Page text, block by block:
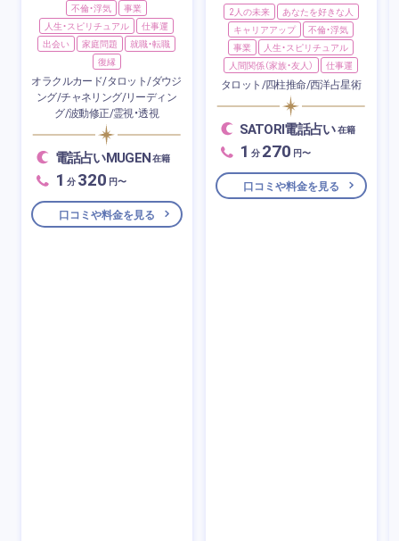
不倫・浮気
事業
人生・スピリチュアル
仕事運
出会い
家庭問題
就職・転職
復縁
オラクルカード/タロット/ダウジ
ング/チャネリング/リーディン
グ/波動修正/霊視・透視
電話占いMUGEN在籍
1 分 320 円〜
口コミや料金を見る
2人の未来
あなたを好きな人
キャリアアップ
不倫・浮気
事業
人生・スピリチュアル
人間関係（家族・友人）
仕事運
タロット/四柱推命/西洋占星術
SATORI電話占い在籍
1 分 270 円〜
口コミや料金を見る